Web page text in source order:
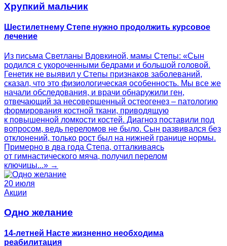
Хрупкий мальчик
Шестилетнему Степе нужно продолжить курсовое
лечение
Из письма Светланы Вдовкиной, мамы Степы: «Сын
родился с укороченными бедрами и большой головой.
Генетик не выявил у Степы признаков заболеваний,
сказал, что это физиологическая особенность. Мы все же
начали обследования, и врачи обнаружили ген,
отвечающий за несовершенный остеогенез – патологию
формирования костной ткани, приводящую
к повышенной ломкости костей. Диагноз поставили под
вопросом, ведь переломов не было. Сын развивался без
отклонений, только рост был на нижней границе нормы.
Примерно в два года Степа, отталкиваясь
от гимнастического мяча, получил перелом
ключицы...» →
20 июля
Акции
Одно желание
14-летней Насте жизненно необходима
реабилитация